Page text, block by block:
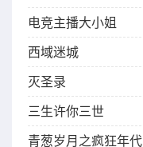
电竞主播大小姐
西域迷城
灭圣录
三生许你三世
青葱岁月之疯狂年代